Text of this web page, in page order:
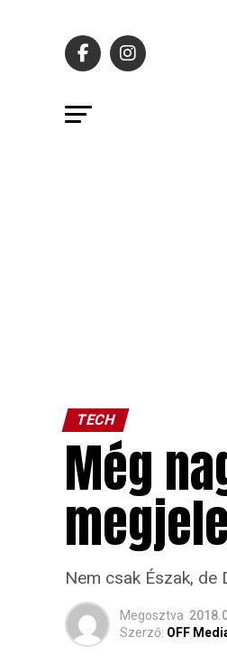
TECH
Még
Nem csak Észak, de
Megosztva
Szerző: OFF